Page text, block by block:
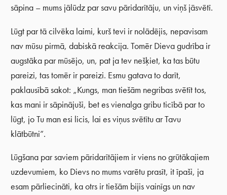
sāpina – mums jālūdz par savu pāridarītāju, un viņš jāsvētī.
Lūgt par tā cilvēka laimi, kurš tevi ir nolādējis, nepavisam
nav mūsu pirmā, dabiskā reakcija. Tomēr Dieva gudrība ir
augstāka par mūsējo, un, pat ja tev nešķiet, ka tas būtu
pareizi, tas tomēr ir pareizi. Esmu gatava to darīt,
paklausībā sakot: „Kungs, man tiešām negribas svētīt tos,
kas mani ir sāpinājuši, bet es vienalga gribu ticībā par to
lūgt, jo Tu man esi licis, lai es viņus svētītu ar Tavu
klātbūtni”.
Lūgšana par saviem pāridarītājiem ir viens no grūtākajiem
uzdevumiem, ko Dievs no mums varētu prasīt, it īpaši, ja
esam pārliecināti, ka otrs ir tiešām bijis vainīgs un nav